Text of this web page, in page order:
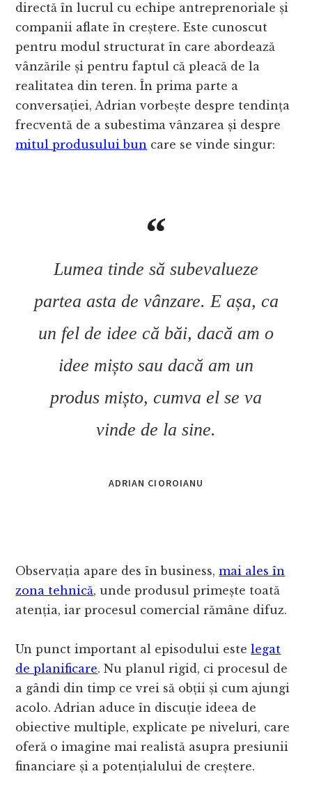
directă în lucrul cu echipe antreprenoriale și
companii aflate în creștere. Este cunoscut
pentru modul structurat în care abordează
vânzările și pentru faptul că pleacă de la
realitatea din teren. În prima parte a
conversației, Adrian vorbește despre tendința
frecventă de a subestima vânzarea și despre
mitul produsului bun care se vinde singur:
Lumea tinde să subevalueze
partea asta de vânzare. E așa, ca
un fel de idee că băi, dacă am o
idee mișto sau dacă am un
produs mișto, cumva el se va
vinde de la sine.
ADRIAN CIOROIANU
Observația apare des în business,mai ales în
zona tehnică, unde produsul primește toată
atenția, iar procesul comercial rămâne difuz.
Un punct important al episodului estelegat
de planificare. Nu planul rigid, ci procesul de
a gândi din timp ce vrei să obții și cum ajungi
acolo. Adrian aduce în discuție ideea de
obiective multiple, explicate pe niveluri, care
oferă o imagine mai realistă asupra presiunii
financiare și a potențialului de creștere.